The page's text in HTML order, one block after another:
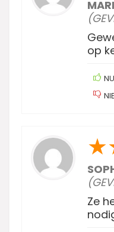
op
★
Ze